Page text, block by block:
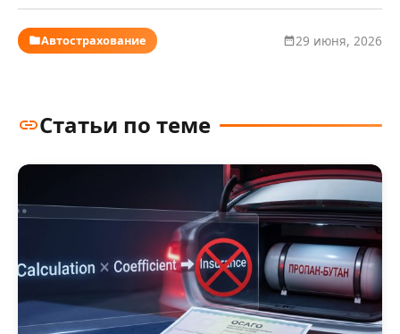
Автострахование 29 июня, 2026
Статьи по теме